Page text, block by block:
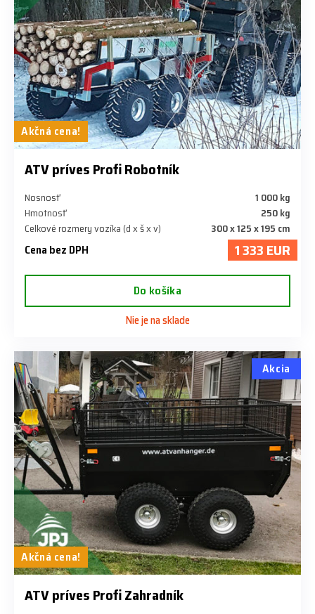
Akčná cena!
ATV príves Profi Robotník
Nosnosť
1 000 kg
Hmotnosť
250 kg
Celkové rozmery vozíka (d x š x v)
300 x 125 x 195 cm
Cena bez DPH 1 333 EUR
Do košíka
Nie je na sklade
Akcia
Akčná cena!
ATV príves Profi Zahradník